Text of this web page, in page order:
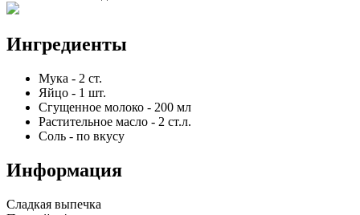
Ингредиенты
Мука - 2 ст.
Яйцо - 1 шт.
Сгущенное молоко - 200 мл
Растительное масло - 2 ст.л.
Соль - по вкусу
Информация
Сладкая выпечка